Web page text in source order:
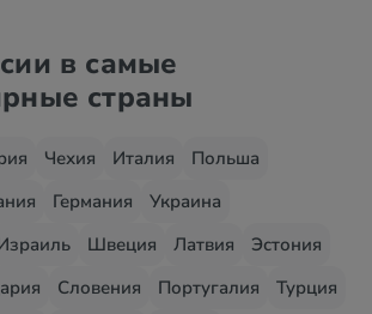
в самые
страны
Чехия Италия
Польша
Германия
Украина
Швеция Латвия
Эстония
Словения Португалия
Турция